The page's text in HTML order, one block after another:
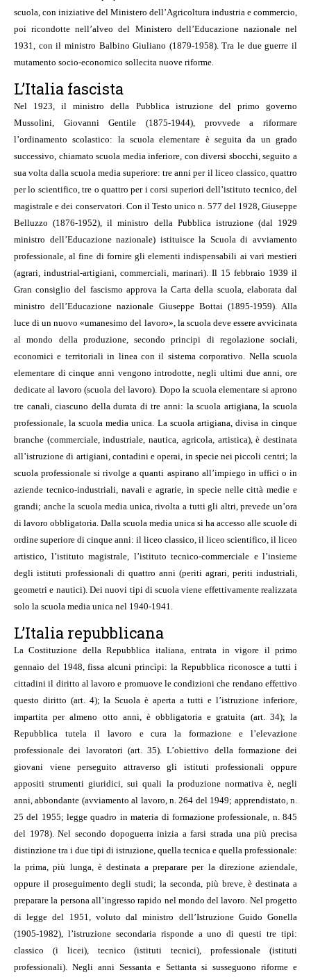
scuola, con iniziative del Ministero dell’Agricoltura industria e commercio,
poi ricondotte nell’alveo del Ministero dell’Educazione nazionale nel
1931, con il ministro Balbino Giuliano (1879-1958). Tra le due guerre il
mutamento socio-economico sollecita nuove riforme.
L’Italia fascista
Nel 1923, il ministro della Pubblica istruzione del primo governo
Mussolini, Giovanni Gentile (1875-1944), provvede a riformare
l’ordinamento scolastico: la scuola elementare è seguita da un grado
successivo, chiamato scuola media inferiore, con diversi sbocchi, seguito a
sua volta dalla scuola media superiore: tre anni per il liceo classico, quattro
per lo scientifico, tre o quattro per i corsi superiori dell’istituto tecnico, del
magistrale e dei conservatori. Con il Testo unico n. 577 del 1928, Giuseppe
Belluzzo (1876-1952), il ministro della Pubblica istruzione (dal 1929
ministro dell’Educazione nazionale) istituisce la Scuola di avviamento
professionale, al fine di fornire gli elementi indispensabili ai vari mestieri
(agrari, industrial-artigiani, commerciali, marinari). Il 15 febbraio 1939 il
Gran consiglio del fascismo approva la Carta della scuola, elaborata dal
ministro dell’Educazione nazionale Giuseppe Bottai (1895-1959). Alla
luce di un nuovo «umanesimo del lavoro», la scuola deve essere avvicinata
al mondo della produzione, secondo principi di regolazione sociali,
economici e territoriali in linea con il sistema corporativo. Nella scuola
elementare di cinque anni vengono introdotte, negli ultimi due anni, ore
dedicate al lavoro (scuola del lavoro). Dopo la scuola elementare si aprono
tre canali, ciascuno della durata di tre anni: la scuola artigiana, la scuola
professionale, la scuola media unica. La scuola artigiana, divisa in cinque
branche (commerciale, industriale, nautica, agricola, artistica), è destinata
all’istruzione di artigiani, contadini e operai, in specie nei piccoli centri; la
scuola professionale si rivolge a quanti aspirano all’impiego in uffici o in
aziende tecnico-industriali, navali e agrarie, in specie nelle città medie e
grandi; anche la scuola media unica, rivolta a tutti gli altri, prevede un’ora
di lavoro obbligatoria. Dalla scuola media unica si ha accesso alle scuole di
ordine superiore di cinque anni: il liceo classico, il liceo scientifico, il liceo
artistico, l’istituto magistrale, l’istituto tecnico-commerciale e l’insieme
degli istituti professionali di quattro anni (periti agrari, periti industriali,
geometri e nautici). Dei nuovi tipi di scuola viene effettivamente realizzata
solo la scuola media unica nel 1940-1941.
L’Italia repubblicana
La Costituzione della Repubblica italiana, entrata in vigore il primo
gennaio del 1948, fissa alcuni princìpi: la Repubblica riconosce a tutti i
cittadini il diritto al lavoro e promuove le condizioni che rendano effettivo
questo diritto (art. 4); la Scuola è aperta a tutti e l’istruzione inferiore,
impartita per almeno otto anni, è obbligatoria e gratuita (art. 34); la
Repubblica tutela il lavoro e cura la formazione e l’elevazione
professionale dei lavoratori (art. 35). L’obiettivo della formazione dei
giovani viene perseguito attraverso gli istituti professionali oppure
appositi strumenti giuridici, sui quali la produzione normativa è, negli
anni, abbondante (avviamento al lavoro, n. 264 del 1949; apprendistato, n.
25 del 1955; legge quadro in materia di formazione professionale, n. 845
del 1978). Nel secondo dopoguerra inizia a farsi strada una più precisa
distinzione tra i due tipi di istruzione, quella tecnica e quella professionale:
la prima, più lunga, è destinata a preparare per la direzione aziendale,
oppure il proseguimento degli studi; la seconda, più breve, è destinata a
preparare la persona all’ingresso rapido nel mondo del lavoro. Nel progetto
di legge del 1951, voluto dal ministro dell’Istruzione Guido Gonella
(1905-1982), l’istruzione secondaria risponde a uno di questi tre tipi:
classico (i licei), tecnico (istituti tecnici), professionale (istituti
professionali). Negli anni Sessanta e Settanta si susseguono riforme e